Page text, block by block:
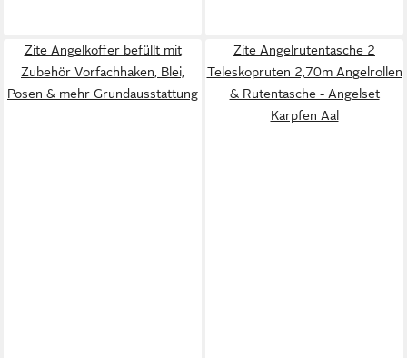
Zite Angelkoffer befüllt mit
Zubehör Vorfachhaken, Blei,
Posen & mehr Grundausstattung
Zite Angelrutentasche 2
Teleskopruten 2,70m Angelrollen
& Rutentasche - Angelset
Karpfen Aal